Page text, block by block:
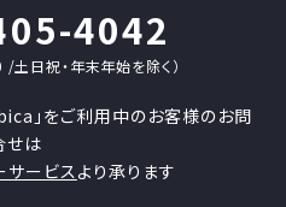
4042
日祝・年末年始を除く）
」をご利用中のお客様のお問
せは
サービスより承ります